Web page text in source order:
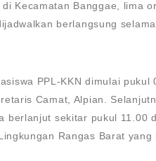
Kecamatan Banggae, lima
berlangsung
PPL-KKN dimulai pukul
Camat, Alpian.
berlanjut sekitar pukul
Rangas Barat yang